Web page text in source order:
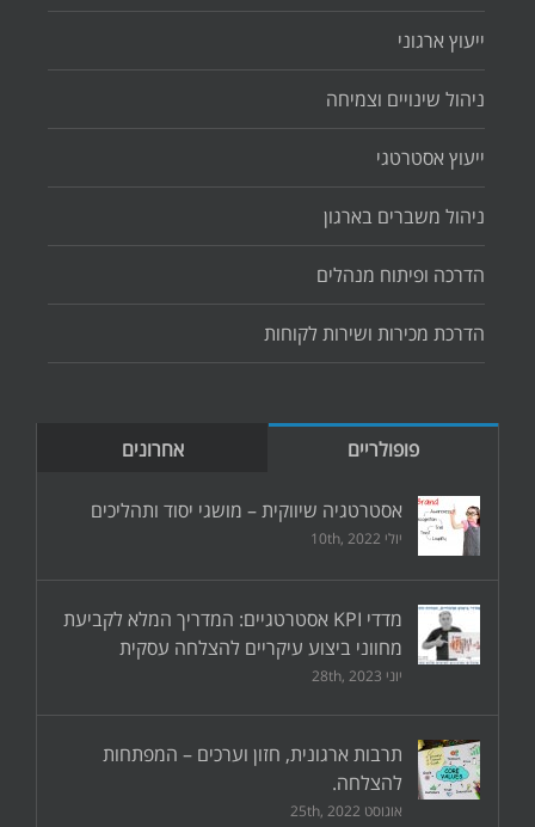
ייעוץ ארגוני
ניהול שינויים וצמיחה
ייעוץ אסטרטגי
ניהול משברים בארגון
הדרכה ופיתוח מנהלים
הדרכת מכירות ושירות לקוחות
פופולריים אחרונים
אסטרטגיה שיווקית – מושגי יסוד ותהליכים
יולי 10th, 2022
מדדי KPI אסטרטגיים: המדריך המלא לקביעת
מחווני ביצוע עיקריים להצלחה עסקית
יוני 28th, 2023
תרבות ארגונית, חזון וערכים – המפתחות
להצלחה.
אוגוסט 25th, 2022